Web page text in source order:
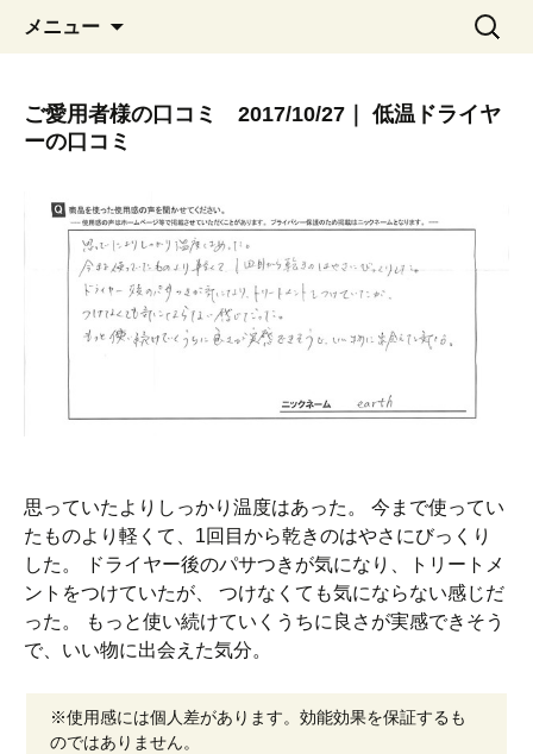
メニュー
ン
ツ
へ
動
検
索:
ご愛用者様の口コミ 2017/10/27｜ 低温ドライヤ
ーの口コミ
思っていたよりしっかり温度はあった。 今まで使ってい
たものより軽くて、1回目から乾きのはやさにびっくり
した。 ドライヤー後のパサつきが気になり、トリートメ
ントをつけていたが、 つけなくても気にならない感じだ
った。 もっと使い続けていくうちに良さが実感できそう
で、いい物に出会えた気分。
※使用感には個人差があります。効能効果を保証するも
のではありません。